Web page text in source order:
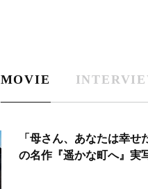
MOVIE
「母さん、あなたは幸
の名作『遥かな町へ』実